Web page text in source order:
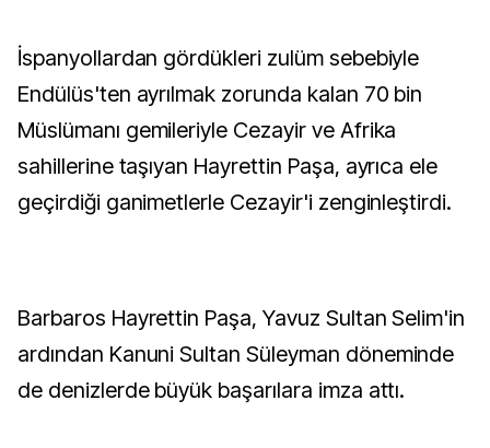
İspanyollardan gördükleri zulüm sebebiyle
Endülüs'ten ayrılmak zorunda kalan 70 bin
Müslümanı gemileriyle Cezayir ve Afrika
sahillerine taşıyan Hayrettin Paşa, ayrıca ele
geçirdiği ganimetlerle Cezayir'i zenginleştirdi.
Barbaros Hayrettin Paşa, Yavuz Sultan Selim'in
ardından Kanuni Sultan Süleyman döneminde
de denizlerde büyük başarılara imza attı.